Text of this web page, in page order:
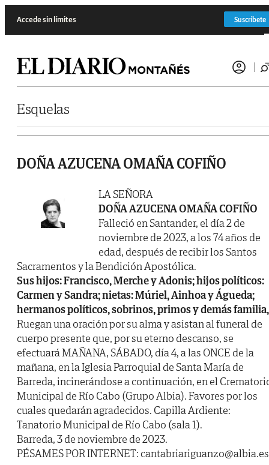
Accede sin límites Suscríbete
Esquelas
DOÑA AZUCENA OMAÑA COFIÑO
LA SEÑORA
DOÑA AZUCENA OMAÑA COFIÑO
Falleció en Santander, el día 2 de
noviembre de 2023, a los 74 años de
edad, después de recibir los Santos
Sacramentos y la Bendición Apostólica.
Sus hijos: Francisco, Merche y Adonis; hijos políticos:
Carmen y Sandra; nietas: Múriel, Ainhoa y Águeda;
hermanos políticos, sobrinos, primos y demás familia,
Ruegan una oración por su alma y asistan al funeral de
cuerpo presente que, por su eterno descanso, se
efectuará MAÑANA, SÁBADO, día 4, a las ONCE de la
mañana, en la Iglesia Parroquial de Santa María de
Barreda, incinerándose a continuación, en el
Municipal de Río Cabo (Grupo Albia). Favores por los
cuales quedarán agradecidos. Capilla Ardiente:
Tanatorio Municipal de Río Cabo (sala 1).
Barreda, 3 de noviembre de 2023.
PÉSAMES POR INTERNET: cantabriariguanzo@albia.es